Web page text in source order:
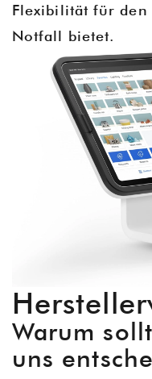
Flexibilität für den
Notfall bietet.
Warum
uns